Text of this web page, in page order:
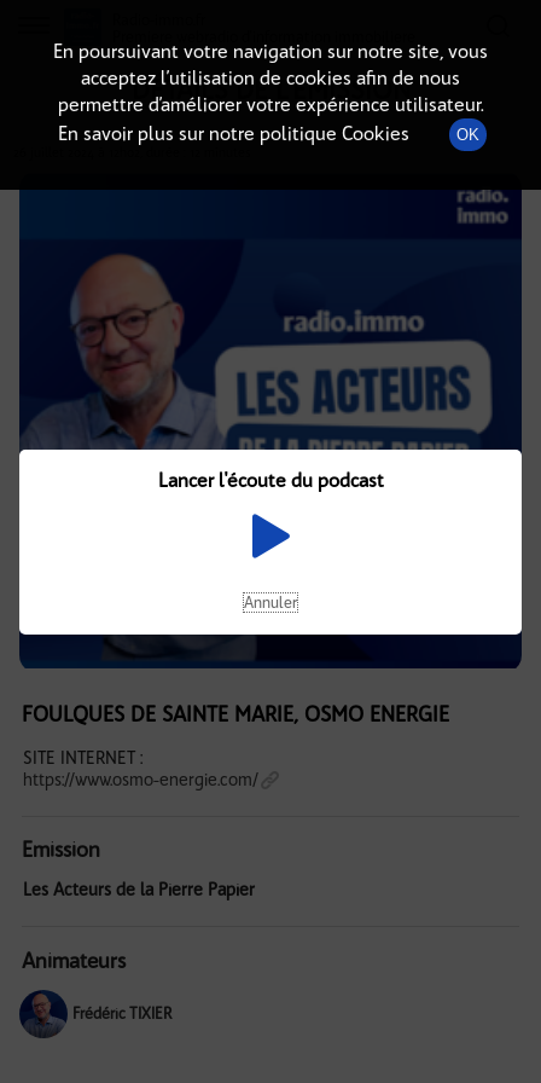
DÉTAILS DE L'ÉMISSION
FOULQUES DE SAINTE MARIE, OSMO ENERGIE
SITE INTERNET :
https://www.osmo-energie.com/
Emission
Les Acteurs de la Pierre Papier
Animateurs
Frédéric TIXIER
En poursuivant votre navigation sur notre site, vous
acceptez l’utilisation de cookies afin de nous
permettre d’améliorer votre expérience utilisateur.
En savoir plus sur notre politique Cookies
OK
Lancer l'écoute du podcast
Annuler